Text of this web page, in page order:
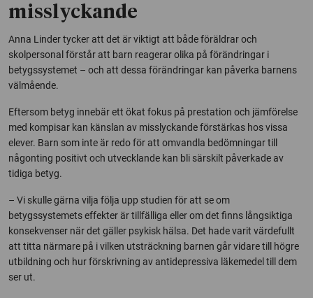
misslyckande
Anna Linder tycker att det är viktigt att både föräldrar och
skolpersonal förstår att barn reagerar olika på förändringar i
betygssystemet – och att dessa förändringar kan påverka barnens
välmående.
Eftersom betyg innebär ett ökat fokus på prestation och jämförelse
med kompisar kan känslan av misslyckande förstärkas hos vissa
elever. Barn som inte är redo för att omvandla bedömningar till
någonting positivt och utvecklande kan bli särskilt påverkade av
tidiga betyg.
– Vi skulle gärna vilja följa upp studien för att se om
betygssystemets effekter är tillfälliga eller om det finns långsiktiga
konsekvenser när det gäller psykisk hälsa. Det hade varit värdefullt
att titta närmare på i vilken utsträckning barnen går vidare till högre
utbildning och hur förskrivning av antidepressiva läkemedel till dem
ser ut.